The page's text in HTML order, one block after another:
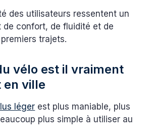
des utilisateurs ressentent un
de confort, de fluidité et de
trajets.
vélo est il vraiment
ville
léger est plus maniable, plus
plus simple à utiliser au